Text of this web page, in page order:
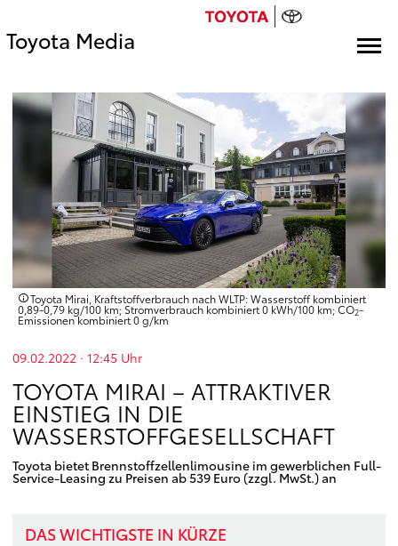
Toyota Media
Toyota Mirai, Kraftstoffverbrauch nach WLTP: Wasserstoff kombiniert
0,89-0,79 kg/100 km; Stromverbrauch kombiniert 0 kWh/100 km; CO2-
Emissionen kombiniert 0 g/km
09.02.2022 · 12:45 Uhr
TOYOTA MIRAI – ATTRAKTIVER
EINSTIEG IN DIE
WASSERSTOFFGESELLSCHAFT
Toyota bietet Brennstoffzellenlimousine im gewerblichen Full-
Service-Leasing zu Preisen ab 539 Euro (zzgl. MwSt.) an
DAS WICHTIGSTE IN KÜRZE